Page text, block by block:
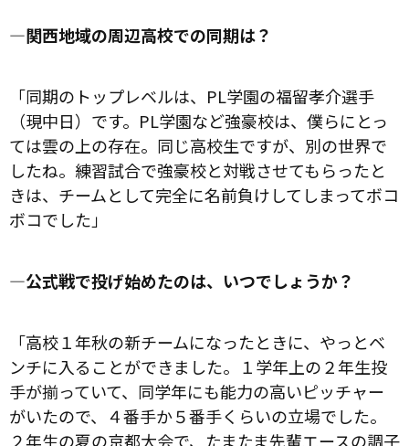
―関西地域の周辺高校での同期は？
「同期のトップレベルは、PL学園の福留孝介選手
（現中日）です。PL学園など強豪校は、僕らにとっ
ては雲の上の存在。同じ高校生ですが、別の世界で
したね。練習試合で強豪校と対戦させてもらったと
きは、チームとして完全に名前負けしてしまってボコ
ボコでした」
―公式戦で投げ始めたのは、いつでしょうか？
「高校１年秋の新チームになったときに、やっとベ
ンチに入ることができました。１学年上の２年生投
手が揃っていて、同学年にも能力の高いピッチャー
がいたので、４番手か５番手くらいの立場でした。
２年生の夏の京都大会で、たまたま先輩エースの調子